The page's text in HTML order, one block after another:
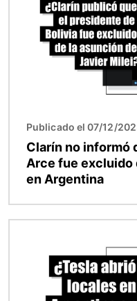
Publicado el 07/12/
Clarín no informó
Arce fue excluido
en Argentina